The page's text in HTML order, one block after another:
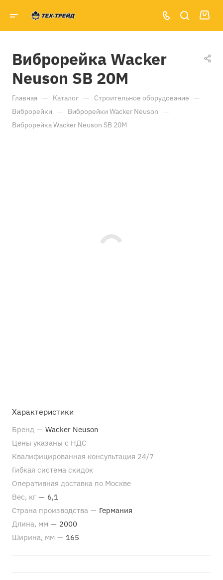
Виброрейка Wacker
Neuson SB 20М
Главная — Каталог — Строительное оборудование —
Виброрейки — Виброрейки Wacker Neuson —
Виброрейка Wacker Neuson SB 20М
Характеристики
Бренд — Wacker Neuson
Цены указаны с НДС
Квалифицированная консультация 24/7
Гибкая система скидок
Оперативная доставка по Москве
Вес, кг — 6,1
Страна производства — Германия
Длина, мм — 2000
Ширина, мм — 165